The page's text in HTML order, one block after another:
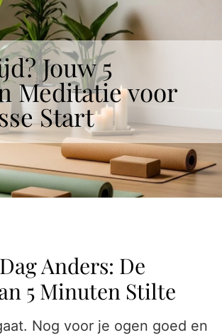
Jouw 5
Meditatie voor
Start
Anders: De
5 Minuten Stilte
Nog voor je ogen goed en